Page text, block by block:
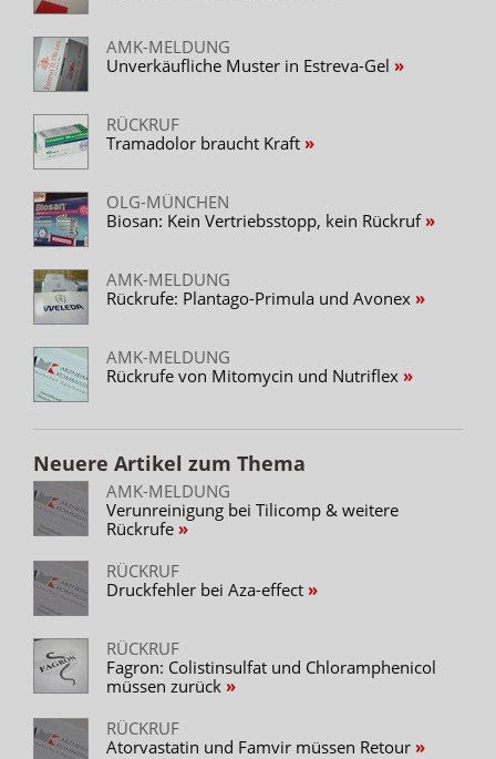
AMK-MELDUNG
Unverkäufliche Muster in Estreva-Gel
RÜCKRUF
Tramadolor braucht Kraft
OLG-MÜNCHEN
Biosan: Kein Vertriebsstopp, kein Rückruf
AMK-MELDUNG
Rückrufe: Plantago-Primula und Avonex
AMK-MELDUNG
Rückrufe von Mitomycin und Nutriflex
Neuere Artikel zum Thema
AMK-MELDUNG
Verunreinigung bei Tilicomp & weitere
Rückrufe
RÜCKRUF
Druckfehler bei Aza-effect
RÜCKRUF
Fagron: Colistinsulfat und Chloramphenicol
müssen zurück
RÜCKRUF
Atorvastatin und Famvir müssen Retour